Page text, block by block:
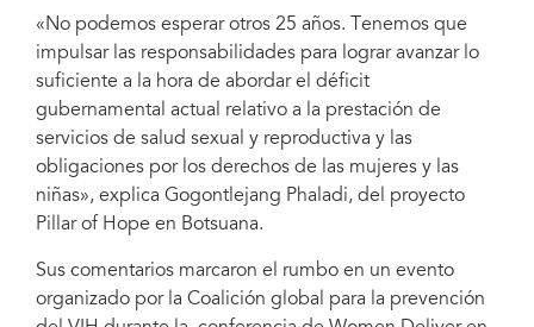
«No podemos esperar otros 25 años. Tenemos que
impulsar las responsabilidades para lograr avanzar lo
suficiente a la hora de abordar el déficit
gubernamental actual relativo a la prestación de
servicios de salud sexual y reproductiva y las
obligaciones por los derechos de las mujeres y las
niñas», explica Gogontlejang Phaladi, del proyecto
Pillar of Hope en Botsuana.
Sus comentarios marcaron el rumbo en un evento
organizado por la Coalición global para la prevención